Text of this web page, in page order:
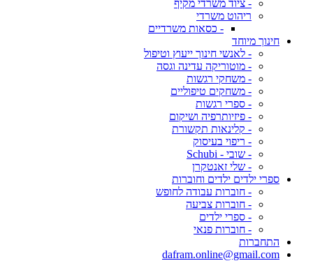
- ציוד משרדי מקיף
ריהוט משרדי
- כסאות משרדיים
חינוך מיוחד
- לאנשי חינוך ייעוץ וטיפול
- מוטוריקה עדינה וגסה
- משחקי רגשות
- משחקים טיפוליים
- ספרי רגשות
- פיזיותרפיה ושיקום
- קלינאות תקשורת
- ריפוי בעיסוק
- שובי - Schubi
- שלי זאנטקרן
ספרי ילדים ילדים וחוברות
- חוברות עבודה לחופש
- חוברות צביעה
- ספרי ילדים
- חוברות פנאי
התחברות
dafram.online@gmail.com